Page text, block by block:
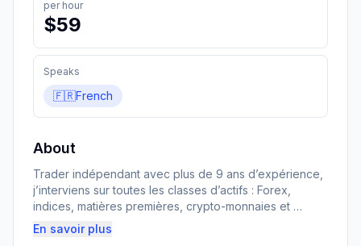
per hour
$59
Speaks
🇫🇷French
About
Trader indépendant avec plus de 9 ans d’expérience,
j’interviens sur toutes les classes d’actifs : Forex,
indices, matières premières, crypto-monnaies et
options.
Après un parcours marqué par les erreurs classiques
En savoir plus